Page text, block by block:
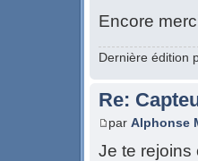
Encore
Dernière édition
Re:
par Alphonse
Je te rejoins